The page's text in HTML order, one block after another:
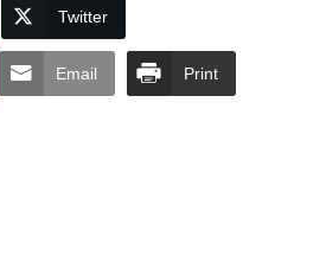
Twitter
Email Print